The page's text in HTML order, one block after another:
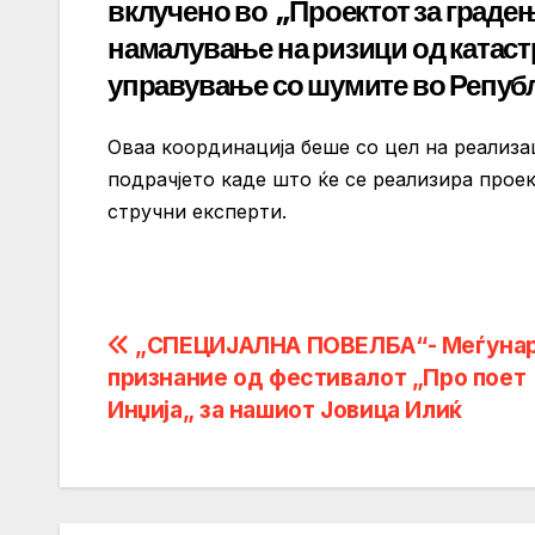
вклучено во „Проектот за
намалување на ризици од
управување со шумите во
Оваа координација беше со цел на
подрачјето каде што ќе се реализира
стручни експерти.
Post
navigation
„СПЕЦИЈАЛНА ПОВЕЛБА“-
признание од фестивалот „Про поет
Инџија„ за нашиот Јовица Илиќ